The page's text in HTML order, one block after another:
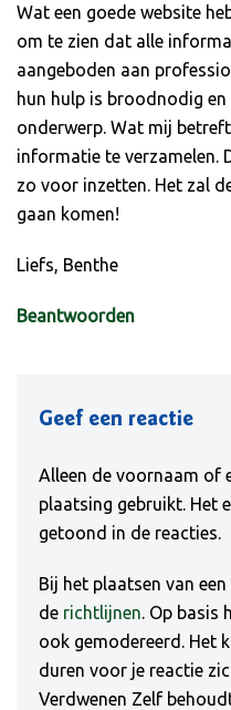
Wat een goede website
om te zien dat alle
aangeboden aan
hun hulp is broodnodig
onderwerp. Wat mij
informatie te verzamelen.
zo voor inzetten. Het zal
gaan komen!
Liefs, Benthe
Beantwoorden
Geef een reactie
Alleen de voornaam of
plaatsing gebruikt. Het
getoond in de reacties.
Bij het plaatsen van
de richtlijnen. Op basis
ook gemodereerd. Het
duren voor je reactie
Verdwenen Zelf